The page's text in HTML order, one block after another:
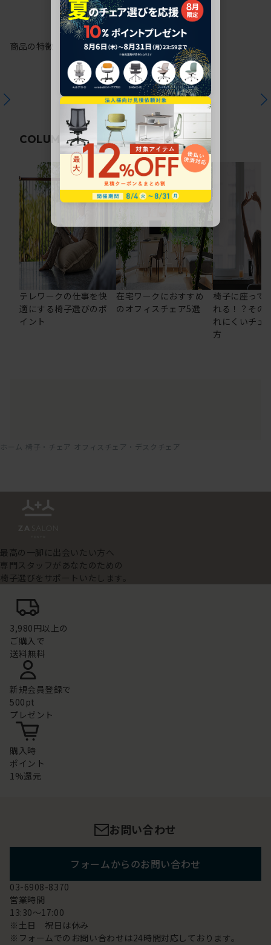
商品の特徴
COLUMN関連コラム
テレワークの仕事を快
適にする椅子選びのポ
イント
在宅ワークにおすすめ
のオフィスチェア5選
椅子に座って
れる！？その
れにくいチェ
方
ホーム 椅子・チェア オフィスチェア・デスクチェア
最高の一脚に出会いたい方へ
専門スタッフがあなたのための
椅子選びをサポートいたします。
3,980円以上の
ご購入で
送料無料
新規会員登録で
500pt
プレゼント
購入時
ポイント
1%還元
お問い合わせ
フォームからのお問い合わせ
03-6908-8370
営業時間
13:30～17:00
※土日 祝日は休み
※フォームでのお問い合わせは24時間対応しております。